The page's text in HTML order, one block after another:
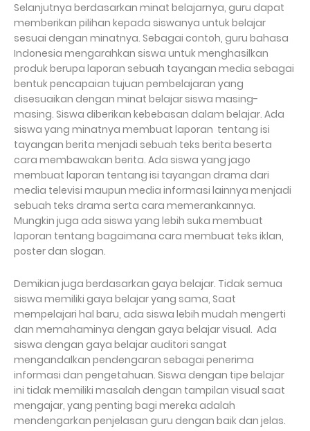
Selanjutnya berdasarkan minat belajarnya, guru dapat
memberikan pilihan kepada siswanya untuk belajar
sesuai dengan minatnya. Sebagai contoh, guru bahasa
Indonesia mengarahkan siswa untuk menghasilkan
produk berupa laporan sebuah tayangan media sebagai
bentuk pencapaian tujuan pembelajaran yang
disesuaikan dengan minat belajar siswa masing-
masing. Siswa diberikan kebebasan dalam belajar. Ada
siswa yang minatnya membuat laporan tentang isi
tayangan berita menjadi sebuah teks berita beserta
cara membawakan berita. Ada siswa yang jago
membuat laporan tentang isi tayangan drama dari
media televisi maupun media informasi lainnya menjadi
sebuah teks drama serta cara memerankannya.
Mungkin juga ada siswa yang lebih suka membuat
laporan tentang bagaimana cara membuat teks iklan,
poster dan slogan.
Demikian juga berdasarkan gaya belajar. Tidak semua
siswa memiliki gaya belajar yang sama, Saat
mempelajari hal baru, ada siswa lebih mudah mengerti
dan memahaminya dengan gaya belajar visual. Ada
siswa dengan gaya belajar auditori sangat
mengandalkan pendengaran sebagai penerima
informasi dan pengetahuan. Siswa dengan tipe belajar
ini tidak memiliki masalah dengan tampilan visual saat
mengajar, yang penting bagi mereka adalah
mendengarkan penjelasan guru dengan baik dan jelas.